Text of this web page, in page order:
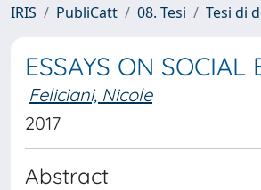
IRIS PubliCatt 08. Tesi Tesi di
ESSAYS ON SOCIAL
Feliciani, Nicole
2017
Abstract